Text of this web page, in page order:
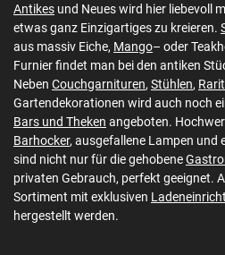
Antikes und Neues wird hier liebevoll
etwas ganz Einzigartiges zu kreieren.
aus massiv Eiche, Mango– oder
Furnier findet man bei den antiken
Neben Couchgarnituren, Stühlen,
Gartendekorationen wird auch noch
Bars und Theken angeboten.
Barhocker, ausgefallene Lampen und
sind nicht nur für die gehobene
privaten Gebrauch, perfekt geeignet.
Sortiment mit exklusiven
hergestellt werden.